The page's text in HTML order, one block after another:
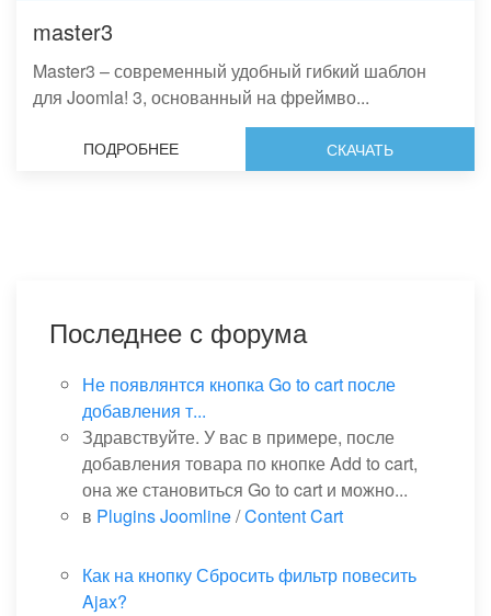
master3
Master3 – современный удобный гибкий шаблон
для Joomla! 3, основанный на фреймво...
ПОДРОБНЕЕ СКАЧАТЬ
Последнее с форума
Не появлянтся кнопка Go to cart после
добавления т...
Здравствуйте. У вас в примере, после
добавления товара по кнопке Add to cart,
она же становиться Go to cart и можно...
в Plugins Joomline/Content Cart
Как на кнопку Сбросить фильтр повесить
Ajax?